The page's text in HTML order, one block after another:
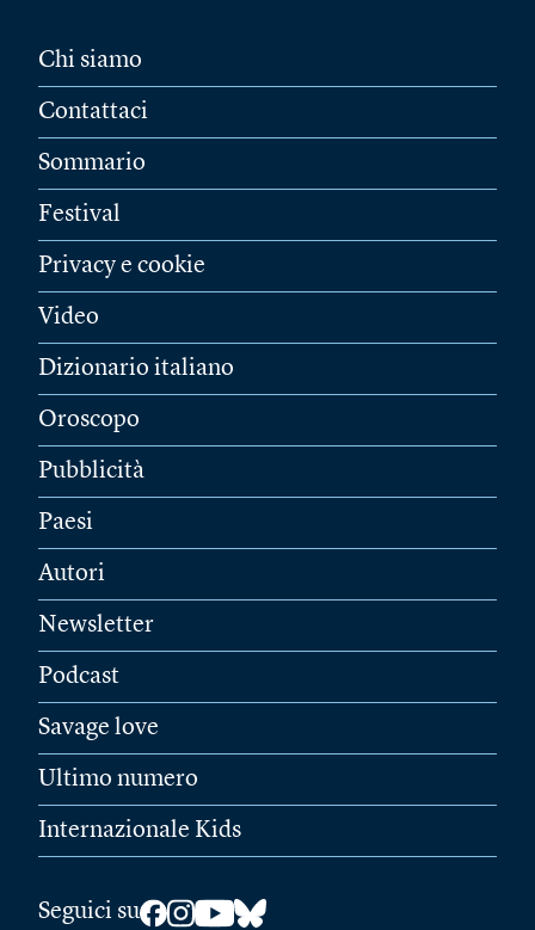
Chi siamo
Contattaci
Sommario
Festival
Privacy e cookie
Video
Dizionario italiano
Oroscopo
Pubblicità
Paesi
Autori
Newsletter
Podcast
Savage love
Ultimo numero
Internazionale Kids
Seguici su